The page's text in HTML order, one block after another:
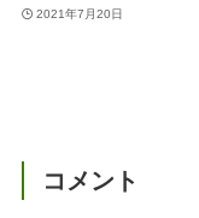
2021年7月20日
コメント